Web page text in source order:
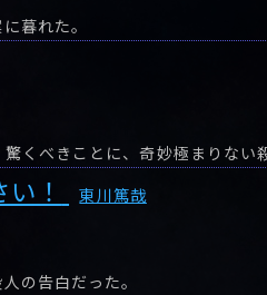
暮れた。
！ 東川篤哉
の告白だった。